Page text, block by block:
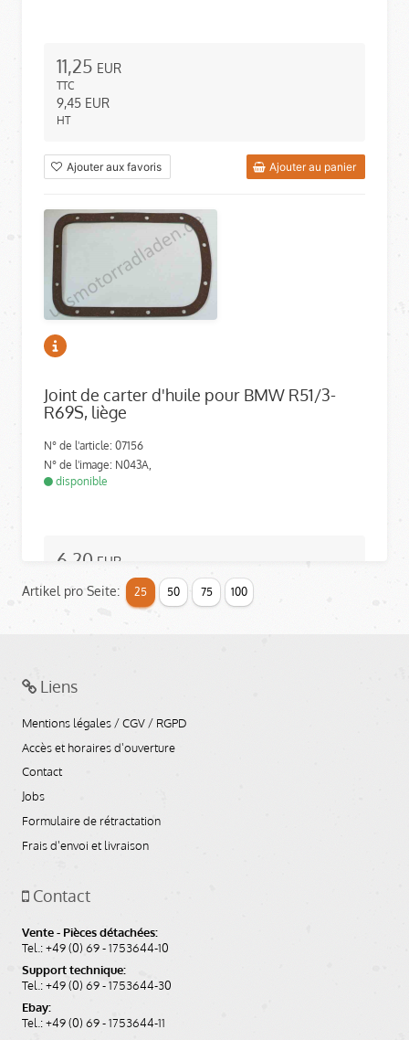
11,25 EUR
TTC
9,45 EUR
HT
Ajouter aux favoris Ajouter au panier
Joint de carter d'huile pour BMW R51/3-
R69S, liège
N° de l'article: 07156
N° de l'image: N043A,
disponible
6,20 EUR
5,21EUR
Joint de carter d'huile pour BMW R51/3-
R69S, papier
N° de l'article: 0007156
N° de l'image: N043A,
article presque épuisé
Artikel pro Seite: 25 50 75 100
Liens
Mentions légales / CGV / RGPD
Accès et horaires d'ouverture
Contact
Jobs
Formulaire de rétractation
Frais d'envoi et livraison
Contact
Vente - Pièces détachées:
Tel.: +49 (0) 69 - 1753644-10
Support technique:
Tel.: +49 (0) 69 - 1753644-30
Ebay:
Tel.: +49 (0) 69 - 1753644-11